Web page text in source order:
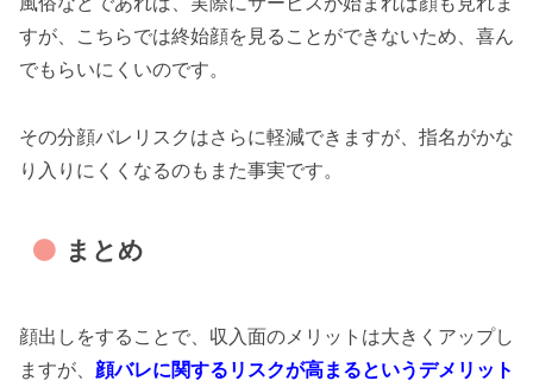
すが、こちらでは終始顔を見ることができないため、喜ん
でもらいにくいのです。
その分顔バレリスクはさらに軽減できますが、指名がかな
り入りにくくなるのもまた事実です。
まとめ
顔出しをすることで、収入面のメリットは大きくアップし
ますが、 顔バレに関するリスクが高まるというデメリット